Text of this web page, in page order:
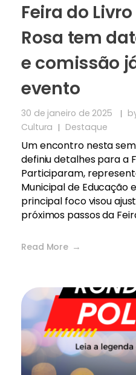
Feira do
Rosa tem
e comissão
evento
30 de janeiro de 2025
Cultura
Destaque
Um encontro nesta
definiu detalhes para a
Participaram,
Municipal de Educação
principal foco visou
próximos passos da
Read More